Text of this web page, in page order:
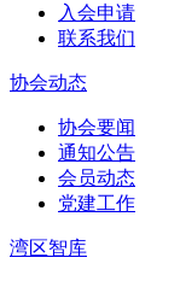
入会申请
联系我们
协会动态
协会要闻
通知公告
会员动态
党建工作
湾区智库